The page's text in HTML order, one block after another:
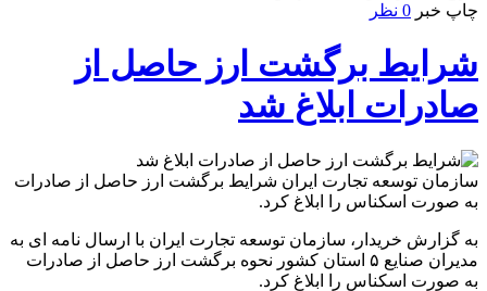
چاپ خبر 0 نظر
شرایط برگشت ارز حاصل از
صادرات ابلاغ شد
سازمان توسعه تجارت ایران شرایط برگشت ارز حاصل از صادرات
به صورت اسکناس را ابلاغ کرد.
به گزارش خریدار، سازمان توسعه تجارت ایران با ارسال نامه ای به
مدیران صنایع ۵ استان کشور نحوه برگشت ارز حاصل از صادرات
به صورت اسکناس را ابلاغ کرد.